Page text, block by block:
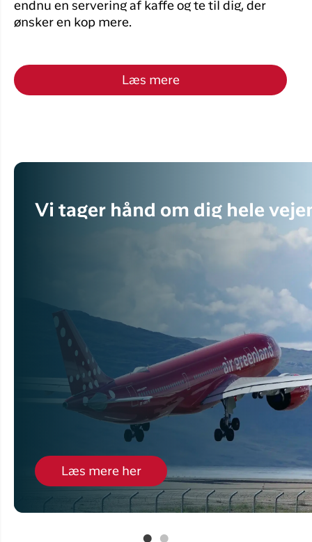
endnu en servering af kaffe og te til dig, der
ønsker en kop mere.
Læs mere
Vi tager hånd om dig hele
Læs mere her